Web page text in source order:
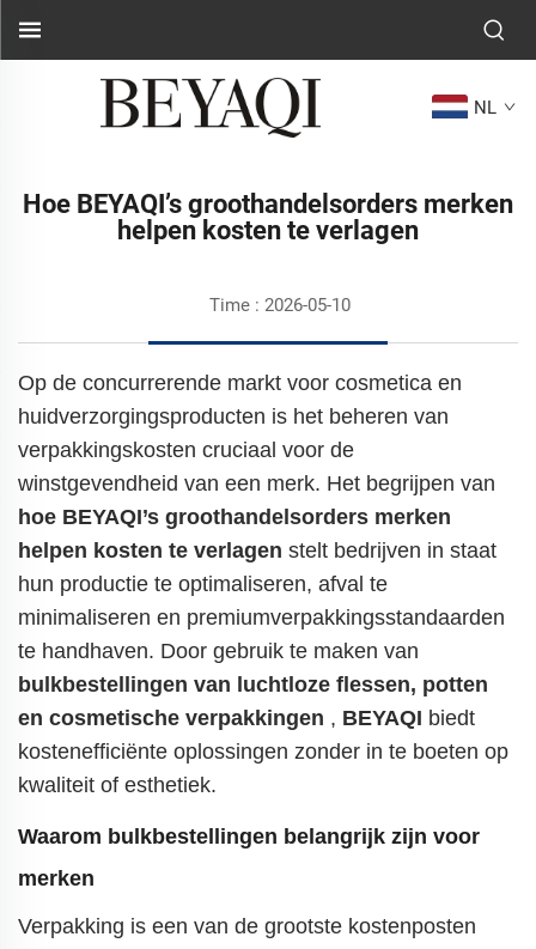
NL
Hoe BEYAQI’s groothandelsorders merken
helpen kosten te verlagen
Time : 2026-05-10
Op de concurrerende markt voor cosmetica en
huidverzorgingsproducten is het beheren van
verpakkingskosten cruciaal voor de
winstgevendheid van een merk. Het begrijpen van
hoe BEYAQI’s groothandelsorders merken
helpen kosten te verlagen stelt bedrijven in staat
hun productie te optimaliseren, afval te
minimaliseren en premiumverpakkingsstandaarden
te handhaven. Door gebruik te maken van
bulkbestellingen van luchtloze flessen, potten
en cosmetische verpakkingen , BEYAQI biedt
kostenefficiënte oplossingen zonder in te boeten op
kwaliteit of esthetiek.
Waarom bulkbestellingen belangrijk zijn voor
merken
Verpakking is een van de grootste kostenposten